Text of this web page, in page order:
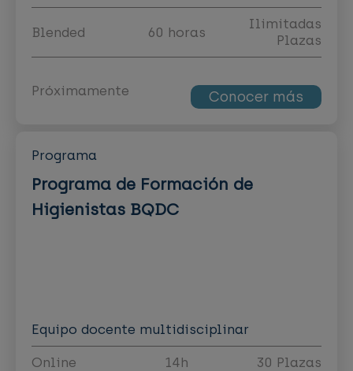
Blended 60 horas
Ilimitadas
Plazas
Próximamente Conocer más
Programa
Programa de Formación de
Higienistas BQDC
Equipo docente multidisciplinar
Online 14h 30 Plazas